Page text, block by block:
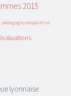
2015
pédagogie coopérative
évaluations
lyonnaise.